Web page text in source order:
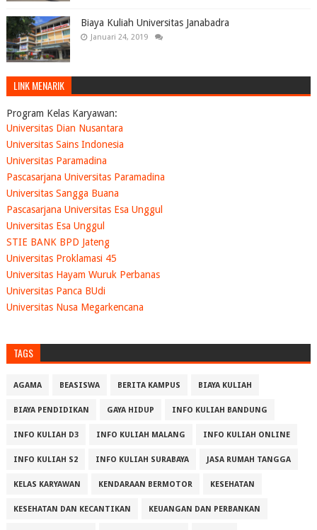
Biaya Kuliah Universitas Janabadra
Januari 24, 2019
LINK MENARIK
Program Kelas Karyawan:
Universitas Dian Nusantara
Universitas Sains Indonesia
Universitas Paramadina
Pascasarjana Universitas Paramadina
Universitas Sangga Buana
Pascasarjana Universitas Esa Unggul
Universitas Esa Unggul
STIE BANK BPD Jateng
Universitas Proklamasi 45
Universitas Hayam Wuruk Perbanas
Universitas Panca BUdi
Universitas Nusa Megarkencana
TAGS
AGAMA BEASISWA BERITA KAMPUS BIAYA KULIAH
BIAYA PENDIDIKAN GAYA HIDUP INFO KULIAH BANDUNG
INFO KULIAH D3 INFO KULIAH MALANG INFO KULIAH ONLINE
INFO KULIAH S2 INFO KULIAH SURABAYA JASA RUMAH TANGGA
KELAS KARYAWAN KENDARAAN BERMOTOR KESEHATAN
KESEHATAN DAN KECANTIKAN KEUANGAN DAN PERBANKAN